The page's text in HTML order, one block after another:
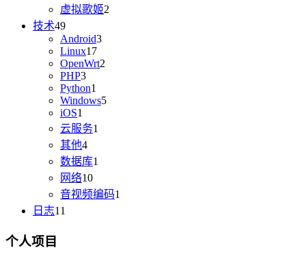
虚拟歌姬2
技术49
Android3
Linux17
OpenWrt2
PHP3
Python1
Windows5
iOS1
云服务1
其他4
数据库1
网络10
音视频编码1
日志11
个人项目